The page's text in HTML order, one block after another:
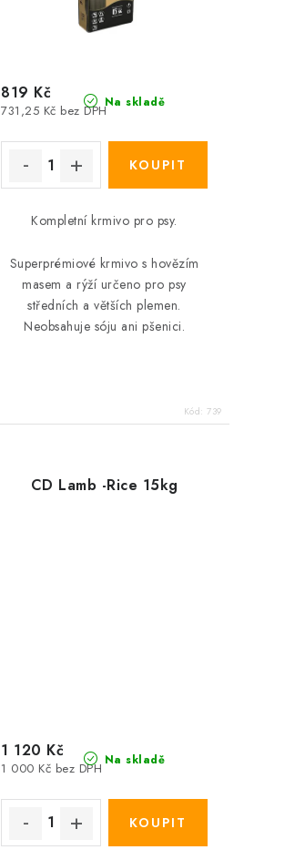
Na skladě
731,25 Kč bez DPH
819 Kč
Kompletní krmivo pro psy.
Superprémiové krmivo s hovězím
masem a rýží určeno pro psy
středních a větších plemen.
Neobsahuje sóju ani pšenici.
Kód:739
CD Lamb -Rice 15kg
Na skladě
1 000 Kč bez DPH
1 120 Kč